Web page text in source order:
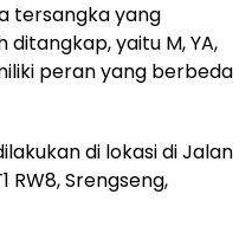
tersangka yang
yaitu M, YA,
peran yang berbeda
di lokasi di Jalan
RW8, Srengseng,